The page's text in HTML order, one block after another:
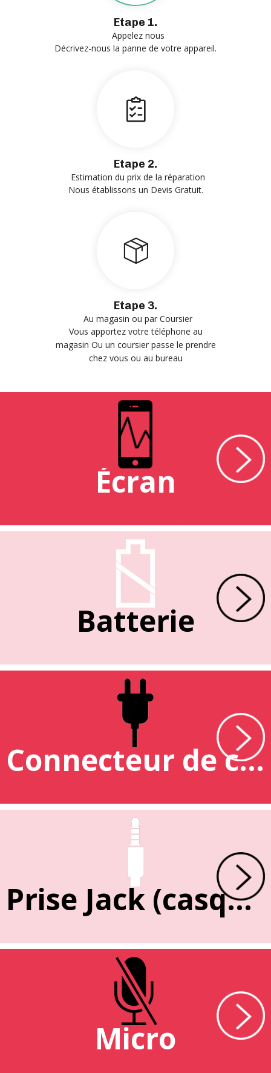
Etape 1.
Appelez nous
Décrivez-nous la panne de votre appareil.
Etape 2.
Estimation du prix de la réparation
Nous établissons un Devis Gratuit.
Etape 3.
Au magasin ou par Coursier
Vous apportez votre téléphone au
magasin Ou un coursier passe le prendre
chez vous ou au bureau
Écran
Batterie
Connecteur de charge
Prise Jack (casque)
Micro